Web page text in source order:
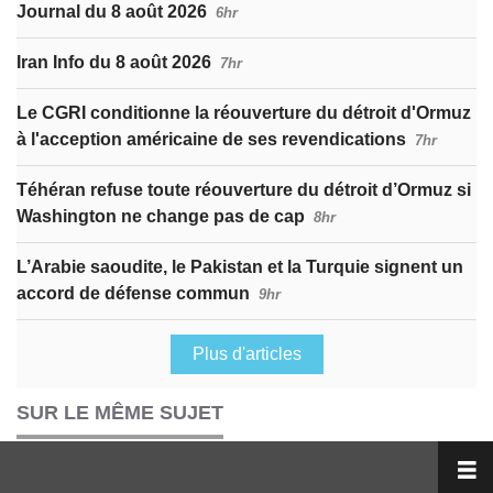
Journal du 8 août 2026 6hr
Iran Info du 8 août 2026 7hr
Le CGRI conditionne la réouverture du détroit d'Ormuz
à l'acception américaine de ses revendications 7hr
Téhéran refuse toute réouverture du détroit d’Ormuz si
Washington ne change pas de cap 8hr
L’Arabie saoudite, le Pakistan et la Turquie signent un
accord de défense commun 9hr
Plus d'articles
SUR LE MÊME SUJET